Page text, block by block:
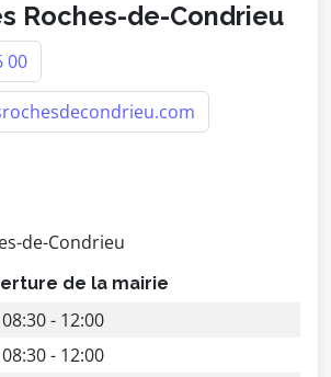
Roches-de-Condrieu
00
de-Condrieu
de la mairie
08:30 - 12:00
08:30 - 12:00